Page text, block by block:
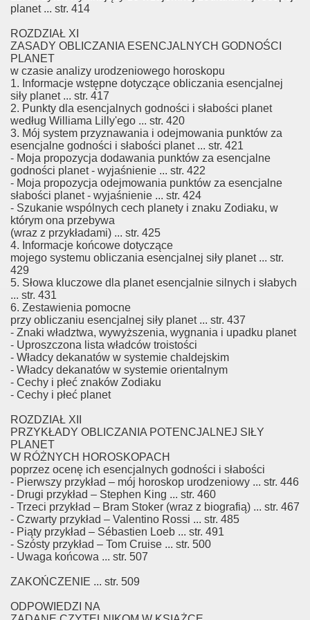
planet ... str. 414
ROZDZIAŁ XI
ZASADY OBLICZANIA ESENCJALNYCH GODNOŚCI
PLANET
w czasie analizy urodzeniowego horoskopu
1. Informacje wstępne dotyczące obliczania esencjalnej
siły planet ... str. 417
2. Punkty dla esencjalnych godności i słabości planet
według Williama Lilly'ego ... str. 420
3. Mój system przyznawania i odejmowania punktów za
esencjalne godności i słabości planet ... str. 421
- Moja propozycja dodawania punktów za esencjalne
godności planet - wyjaśnienie ... str. 422
- Moja propozycja odejmowania punktów za esencjalne
słabości planet - wyjaśnienie ... str. 424
- Szukanie wspólnych cech planety i znaku Zodiaku, w
którym ona przebywa
(wraz z przykładami) ... str. 425
4. Informacje końcowe dotyczące
mojego systemu obliczania esencjalnej siły planet ... str.
429
5. Słowa kluczowe dla planet esencjalnie silnych i słabych
... str. 431
6. Zestawienia pomocne
przy obliczaniu esencjalnej siły planet ... str. 437
- Znaki władztwa, wywyższenia, wygnania i upadku planet
- Uproszczona lista władców troistości
- Władcy dekanatów w systemie chaldejskim
- Władcy dekanatów w systemie orientalnym
- Cechy i płeć znaków Zodiaku
- Cechy i płeć planet
ROZDZIAŁ XII
PRZYKŁADY OBLICZANIA POTENCJALNEJ SIŁY
PLANET
W RÓŻNYCH HOROSKOPACH
poprzez ocenę ich esencjalnych godności i słabości
- Pierwszy przykład – mój horoskop urodzeniowy ... str. 446
- Drugi przykład – Stephen King ... str. 460
- Trzeci przykład – Bram Stoker (wraz z biografią) ... str. 467
- Czwarty przykład – Valentino Rossi ... str. 485
- Piąty przykład – Sébastien Loeb ... str. 491
- Szósty przykład – Tom Cruise ... str. 500
- Uwaga końcowa ... str. 507
ZAKOŃCZENIE ... str. 509
ODPOWIEDZI NA